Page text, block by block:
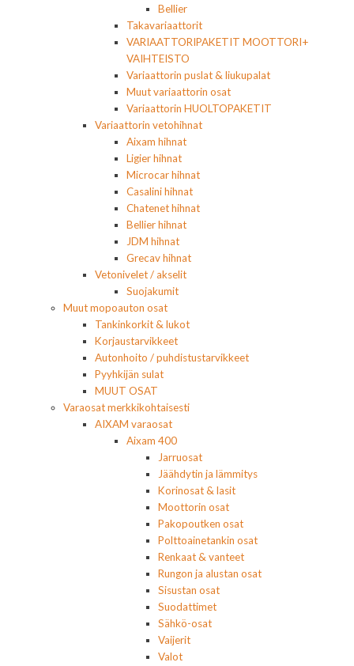
Bellier
Takavariaattorit
VARIAATTORIPAKETIT MOOTTORI+
VAIHTEISTO
Variaattorin puslat & liukupalat
Muut variaattorin osat
Variaattorin HUOLTOPAKETIT
Variaattorin vetohihnat
Aixam hihnat
Ligier hihnat
Microcar hihnat
Casalini hihnat
Chatenet hihnat
Bellier hihnat
JDM hihnat
Grecav hihnat
Vetonivelet / akselit
Suojakumit
Muut mopoauton osat
Tankinkorkit & lukot
Korjaustarvikkeet
Autonhoito / puhdistustarvikkeet
Pyyhkijän sulat
MUUT OSAT
Varaosat merkkikohtaisesti
AIXAM varaosat
Aixam 400
Jarruosat
Jäähdytin ja lämmitys
Korinosat & lasit
Moottorin osat
Pakopoutken osat
Polttoainetankin osat
Renkaat & vanteet
Rungon ja alustan osat
Sisustan osat
Suodattimet
Sähkö-osat
Vaijerit
Valot